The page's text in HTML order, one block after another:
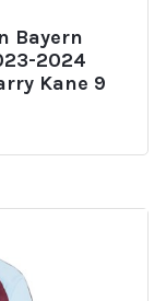
Bayern
2024
Kane 9